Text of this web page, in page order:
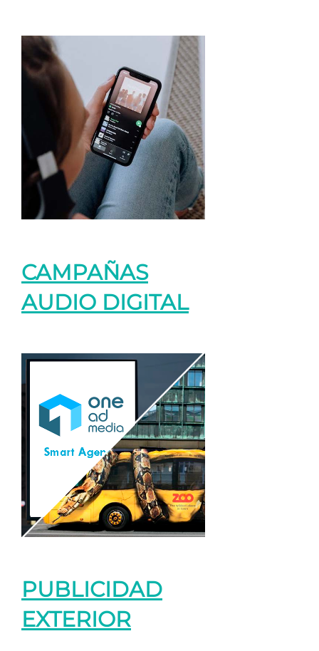
CAMPAÑAS
AUDIO DIGITAL
PUBLICIDAD
EXTERIOR